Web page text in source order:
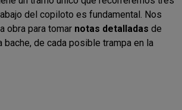
del copiloto es fundamental. Nos
obra para tomar notas detalladas de
bache, de cada posible trampa en la